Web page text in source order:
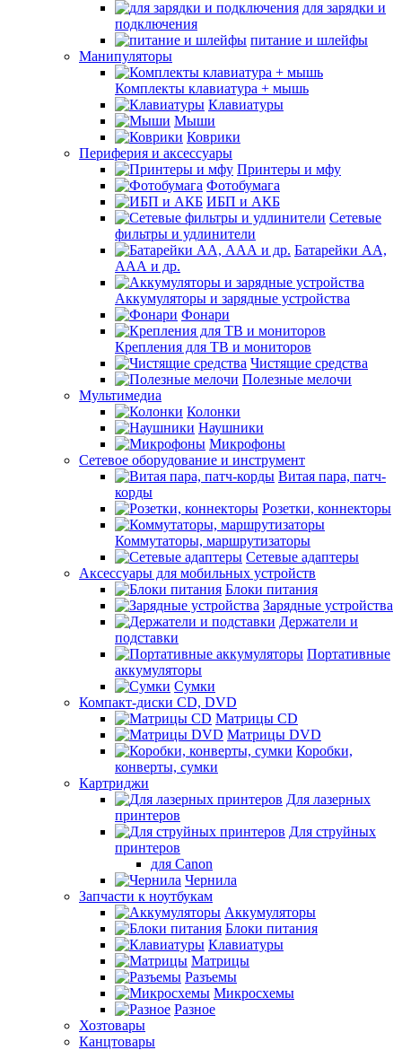
для зарядки и
подключения
питание и шлейфы
Манипуляторы
Комплекты клавиатура + мышь
Клавиатуры
Мыши
Коврики
Периферия и аксессуары
Принтеры и мфу
Фотобумага
ИБП и АКБ
Сетевые
фильтры и удлинители
Батарейки АА,
ААА и др.
Аккумуляторы и зарядные устройства
Фонари
Крепления для ТВ и мониторов
Чистящие средства
Полезные мелочи
Мультимедиа
Колонки
Наушники
Микрофоны
Сетевое оборудование и инструмент
Витая пара, патч-
корды
Розетки, коннекторы
Коммутаторы, маршрутизаторы
Сетевые адаптеры
Аксессуары для мобильных устройств
Блоки питания
Зарядные устройства
Держатели и
подставки
Портативные
аккумуляторы
Сумки
Компакт-диски CD, DVD
Матрицы CD
Матрицы DVD
Коробки,
конверты, сумки
Картриджи
Для лазерных
принтеров
Для струйных
принтеров
для Canon
Чернила
Запчасти к ноутбукам
Аккумуляторы
Блоки питания
Клавиатуры
Матрицы
Разъемы
Микросхемы
Разное
Хозтовары
Канцтовары